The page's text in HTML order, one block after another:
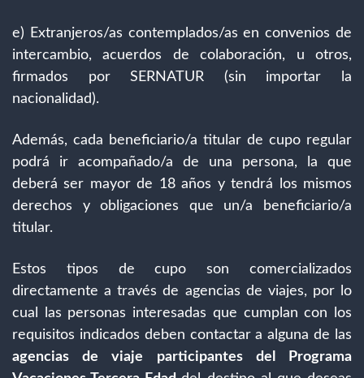
e) Extranjeros/as contemplados/as en convenios de
intercambio, acuerdos de colaboración, u otros,
firmados por SERNATUR (sin importar la
nacionalidad).
Además, cada beneficiario/a titular de cupo regular
podrá ir acompañado/a de una persona, la que
deberá ser mayor de 18 años y tendrá los mismos
derechos y obligaciones que un/a beneficiario/a
titular.
Estos tipos de cupo son comercializados
directamente a través de agencias de viajes, por lo
cual las personas interesadas que cumplan con los
requisitos indicados deben contactar a alguna de las
agencias de viaje participantes del Programa